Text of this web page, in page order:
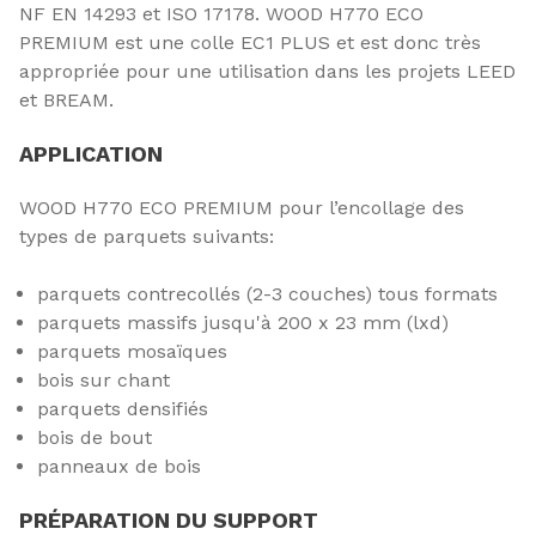
NF EN 14293 et ISO 17178. WOOD H770 ECO
PREMIUM est une colle EC1 PLUS et est donc très
appropriée pour une utilisation dans les projets LEED
et BREAM.
APPLICATION
WOOD H770 ECO PREMIUM pour l’encollage des
types de parquets suivants:
parquets contrecollés (2-3 couches) tous formats
parquets massifs jusqu'à 200 x 23 mm (lxd)
parquets mosaïques
bois sur chant
parquets densifiés
bois de bout
panneaux de bois
PRÉPARATION DU SUPPORT